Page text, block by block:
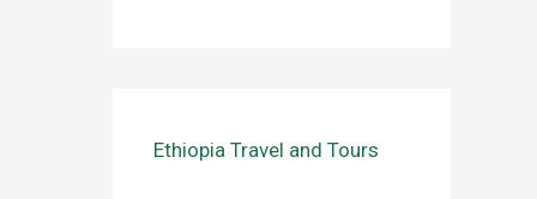
Ethiopia Travel and Tours